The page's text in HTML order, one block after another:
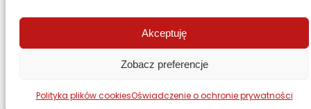
Akceptuję
Zobacz preferencje
Polityka plików cookiesOświadczenie o ochronie prywatności